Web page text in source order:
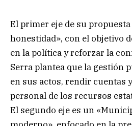
El primer eje de su
honestidad», con el objetivo
en la política y reforzar la
Serra plantea que la gestión
en sus actos, rendir cuentas
personal de los recursos
El segundo eje es un